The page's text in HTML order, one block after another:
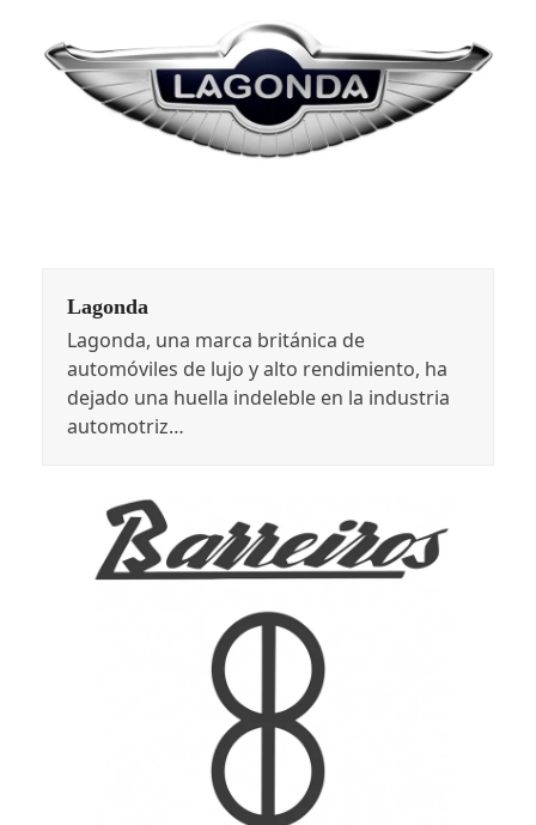
Lagonda
Lagonda, una marca británica de
automóviles de lujo y alto rendimiento, ha
dejado una huella indeleble en la industria
automotriz…